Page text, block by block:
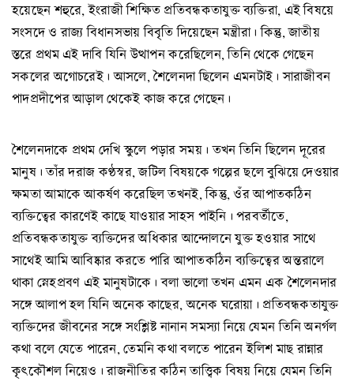
হয়েছেন শহুরে, ইংরাজী শিক্ষিত প্রতিবন্ধকতাযুক্ত ব্যক্তিরা, এই বিষয়ে
সংসদে ও রাজ্য বিধানসভায় বিবৃতি দিয়েছেন মন্ত্রীরা। কিন্তু, জাতীয়
স্তরে প্রথম এই দাবি যিনি উত্থাপন করেছিলেন, তিনি থেকে গেছেন
সকলের অগোচরেই। আসলে, শৈলেনদা ছিলেন এমনটাই। সারাজীবন
পাদপ্রদীপের আড়াল থেকেই কাজ করে গেছেন।
শৈলেনদাকে প্রথম দেখি স্কুলে পড়ার সময়। তখন তিনি ছিলেন দূরের
মানুষ। তাঁর দরাজ কণ্ঠস্বর, জটিল বিষয়কে গল্পের ছলে বুঝিয়ে দেওয়ার
ক্ষমতা আমাকে আকর্ষণ করেছিল তখনই, কিন্তু, ওঁর আপাতকঠিন
ব্যক্তিত্বের কারণেই কাছে যাওয়ার সাহস পাইনি। পরবর্তীতে,
প্রতিবন্ধকতাযুক্ত ব্যক্তিদের অধিকার আন্দোলনে যুক্ত হওয়ার সাথে
সাথেই আমি আবিষ্কার করতে পারি আপাতকঠিন ব্যক্তিত্বের অন্তরালে
থাকা স্নেহপ্রবণ এই মানুষটাকে। বলা ভালো তখন এমন এক শৈলেনদার
সঙ্গে আলাপ হল যিনি অনেক কাছের, অনেক ঘরোয়া। প্রতিবন্ধকতাযুক্ত
ব্যক্তিদের জীবনের সঙ্গে সংশ্লিষ্ট নানান সমস্যা নিয়ে যেমন তিনি অনর্গল
কথা বলে যেতে পারেন, তেমনি কথা বলতে পারেন ইলিশ মাছ রান্নার
কৃৎকৌশল নিয়েও। রাজনীতির কঠিন তাত্ত্বিক বিষয় নিয়ে যেমন তিনি